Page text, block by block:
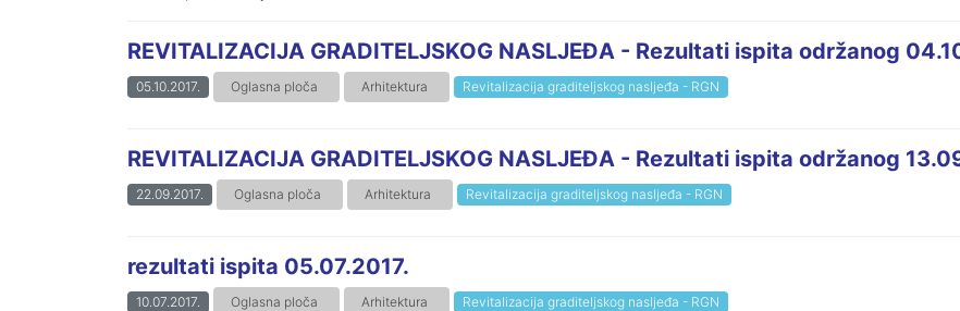
REVITALIZACIJA GRADITELJSKOG NASLJEĐA - Rezultati ispita održanog
05.10.2017. Oglasna ploča Arhitektura Revitalizacija graditeljskog nasljeđa - RGN
REVITALIZACIJA GRADITELJSKOG NASLJEĐA - Rezultati ispita održanog
22.09.2017. Oglasna ploča Arhitektura Revitalizacija graditeljskog nasljeđa - RGN
rezultati ispita 05.07.2017.
10.07.2017. Oglasna ploča Arhitektura Revitalizacija graditeljskog nasljeđa - RGN